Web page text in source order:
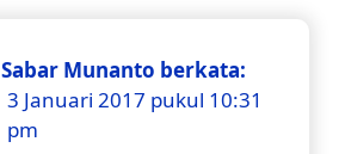
Sabar Munanto berkata:
3 Januari 2017 pukul 10:31
pm